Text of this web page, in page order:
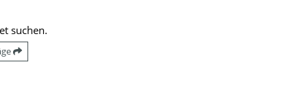
suchen.